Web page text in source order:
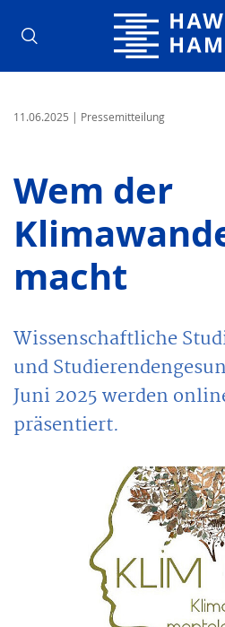
Hochschule
11.06.2025 | Pressemitteilung
Wem der
macht
Wissenschaftliche
und
Juni 2025 werden
präsentiert.